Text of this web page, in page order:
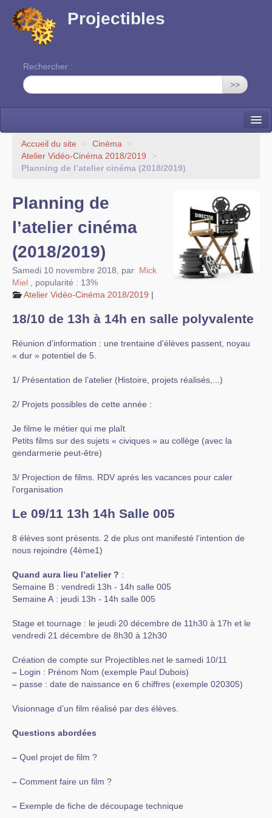
Projectibles
Rechercher :
>>
La ruche
Une classe à projets
Accueil du site > Cinéma
>
Atelier Vidéo-Cinéma 2018/2019
>
Planning de l’atelier cinéma (2018/2019)
Planning de
l’atelier cinéma
(2018/2019)
Samedi 10 novembre 2018 par Mick
Miel
popularité : 13%
Atelier Vidéo-Cinéma 2018/2019 |
18/10 de 13h à 14h en salle polyvalente
Réunion d’information : une trentaine d’élèves passent, noyau
« dur » potentiel de 5.
1/ Présentation de l’atelier (Histoire, projets réalisés,...)
2/ Projets possibles de cette année :
Je filme le métier qui me plaît
Petits films sur des sujets « civiques » au collège (avec la
gendarmerie peut-être)
3/ Projection de films. RDV après les vacances pour caler
l’organisation
Le 09/11 13h 14h Salle 005
8 élèves sont présents. 2 de plus ont manifesté l’intention de
nous rejoindre (4ème1)
Quand aura lieu l’atelier ? :
Semaine B : vendredi 13h - 14h salle 005
Semaine A : jeudi 13h - 14h salle 005
Stage et tournage : le jeudi 20 décembre de 11h30 à 17h et le
vendredi 21 décembre de 8h30 à 12h30
Création de compte sur Projectibles.net le samedi 10/11
– Login : Prénom Nom (exemple Paul Dubois)
– passe : date de naissance en 6 chiffres (exemple 020305)
Visionnage d’un film réalisé par des élèves.
Questions abordées
– Quel projet de film ?
– Comment faire un film ?
– Exemple de fiche de découpage technique